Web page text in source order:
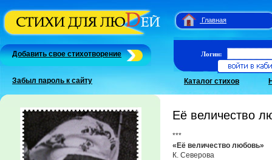
Главная
Добавить свое стихотворение
Забыл пароль к сайту
Логин:
Каталог стихов
Её величество
***
«Её величество любовь»
К. Северова